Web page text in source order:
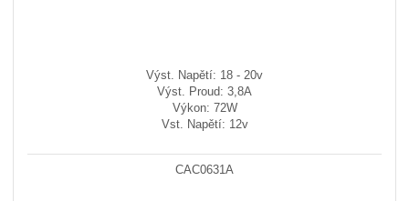
Výst. Napětí: 18 - 20v
Výst. Proud: 3,8A
Výkon: 72W
Vst. Napětí: 12v
CAC0631A